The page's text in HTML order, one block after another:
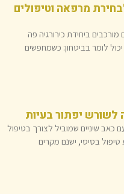
מרפאה וטיפולים
ביחידת כירורגיה פה
יכול לומר בביטחון: כשמחפשים
לשורש יפתור בעיות
כאב שיניים שמוביל לצורך בטיפול
טיפול בסיסי, ישנם מקרים